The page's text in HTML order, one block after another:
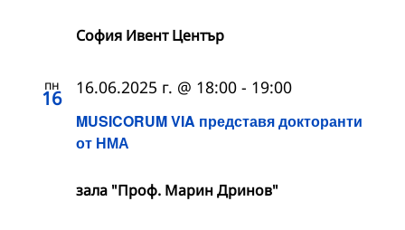
София Ивент Център
пн
16
MUSICORUM VIA представя докторанти
от НМА
16.06.2025 г. @ 18:00 - 19:00
зала "Проф. Марин Дринов"